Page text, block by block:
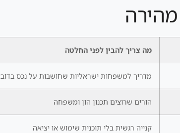
מה צריך להבין לפני החלטה
מדריך למשפחות ישראליות שחושבות על נכס
הורים שרוצים תכנון הון ומשפחה
קנייה רגשית בלי תוכנית שימוש או יציאה